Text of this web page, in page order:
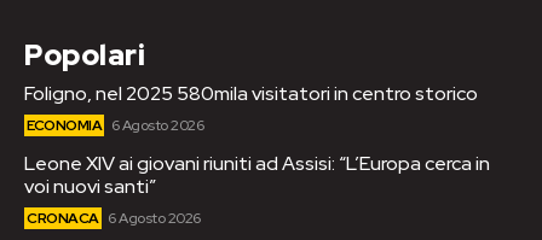
Popolari
Foligno, nel 2025 580mila visitatori in centro storico
ECONOMIA 6 Agosto 2026
Leone XIV ai giovani riuniti ad Assisi: “L’Europa cerca in
voi nuovi santi”
CRONACA 6 Agosto 2026